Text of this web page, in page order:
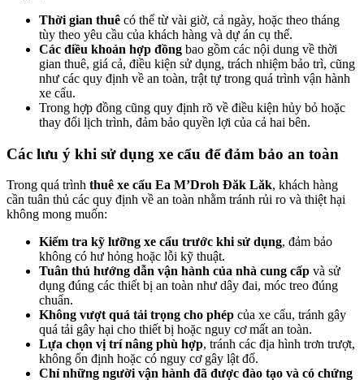
Thời gian thuê có thể từ vài giờ, cả ngày, hoặc theo tháng
tùy theo yêu cầu của khách hàng và dự án cụ thể.
Các điều khoản hợp đồng bao gồm các nội dung về thời
gian thuê, giá cả, điều kiện sử dụng, trách nhiệm bảo trì, cũng
như các quy định về an toàn, trật tự trong quá trình vận hành
xe cẩu.
Trong hợp đồng cũng quy định rõ về điều kiện hủy bỏ hoặc
thay đổi lịch trình, đảm bảo quyền lợi của cả hai bên.
Các lưu ý khi sử dụng xe cẩu để đảm bảo an toàn
Trong quá trình thuê xe cẩu Ea M’Droh Đăk Lăk, khách hàng
cần tuân thủ các quy định về an toàn nhằm tránh rủi ro và thiệt hại
không mong muốn:
Kiểm tra kỹ lưỡng xe cẩu trước khi sử dụng, đảm bảo
không có hư hỏng hoặc lỗi kỹ thuật.
Tuân thủ hướng dẫn vận hành của nhà cung cấp và sử
dụng đúng các thiết bị an toàn như dây đai, móc treo đúng
chuẩn.
Không vượt quá tải trọng cho phép của xe cẩu, tránh gây
quá tải gây hại cho thiết bị hoặc nguy cơ mất an toàn.
Lựa chọn vị trí nâng phù hợp, tránh các địa hình trơn trượt,
không ổn định hoặc có nguy cơ gây lật đổ.
Chỉ những người vận hành đã được đào tạo và có chứng